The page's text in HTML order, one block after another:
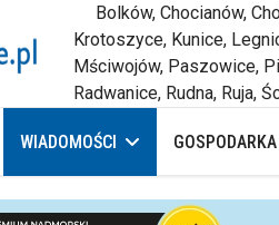
Bolków, Chocianów,
Krotoszyce, Kunice,
Mściwojów, Paszowice,
Radwanice, Rudna, Ruja,
WIADOMOŚCI